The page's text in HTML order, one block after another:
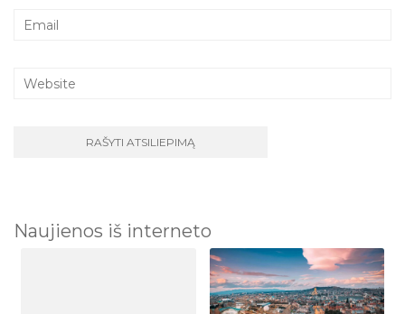
Naujienos iš interneto